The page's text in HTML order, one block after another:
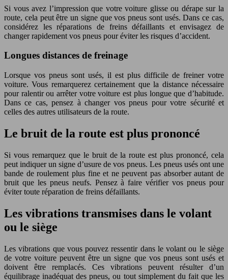
Si vous avez l’impression que votre voiture glisse ou dérape sur la
route, cela peut être un signe que vos pneus sont usés. Dans ce cas,
considérez les réparations de freins défaillants et envisagez de
changer rapidement vos pneus pour éviter les risques d’accident.
Longues distances de freinage
Lorsque vos pneus sont usés, il est plus difficile de freiner votre
voiture. Vous remarquerez certainement que la distance nécessaire
pour ralentir ou arrêter votre voiture est plus longue que d’habitude.
Dans ce cas, pensez à changer vos pneus pour votre sécurité et
celles des autres utilisateurs de la route.
Le bruit de la route est plus prononcé
Si vous remarquez que le bruit de la route est plus prononcé, cela
peut indiquer un signe d’usure de vos pneus. Les pneus usés ont une
bande de roulement plus fine et ne peuvent pas absorber autant de
bruit que les pneus neufs. Pensez à faire vérifier vos pneus pour
éviter toute réparation de freins défaillants.
Les vibrations transmises dans le volant
ou le siège
Les vibrations que vous pouvez ressentir dans le volant ou le siège
de votre voiture peuvent être un signe que vos pneus sont usés et
doivent être remplacés. Ces vibrations peuvent résulter d’un
équilibrage inadéquat des pneus, ou tout simplement du fait que les